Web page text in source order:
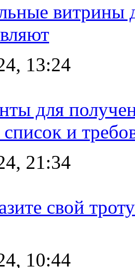
витрины
13:24
для
и
21:34
свой
10:44